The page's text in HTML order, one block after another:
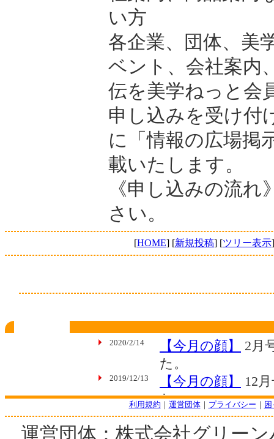
い方
各企業、団体、美
ベント、会社案内
伝を美学ねっと会
申し込みを受け付
に「情報の広場掲
載いたします。
《申し込みの流れ
さい。
[HOME] [新規投稿] [ツリー表示
利用規約 ｜ 運営団体｜ プライバシー ｜
運営団体：株式会社グリー